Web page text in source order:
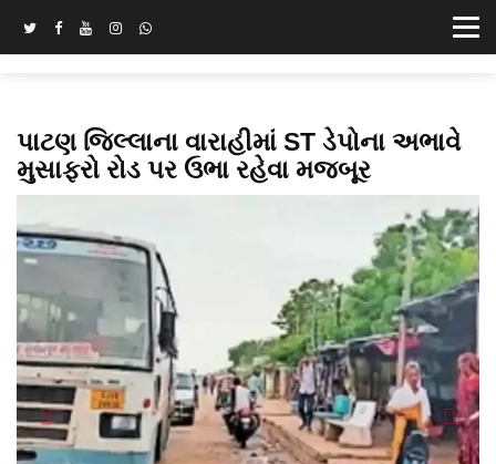
પાટણ જિલ્લાના વારાહીમાં ST ડેપોના અભાવે
મુસાફરો રોડ પર ઉભા રહેવા મજબૂર
Next